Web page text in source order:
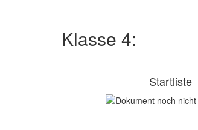
Klasse 4:
Startliste